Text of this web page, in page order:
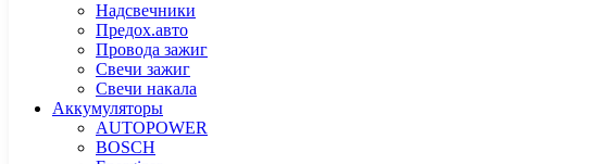
Надсвечники
Предох.авто
Провода зажиг
Свечи зажиг
Свечи накала
Аккумуляторы
AUTOPOWER
BOSCH